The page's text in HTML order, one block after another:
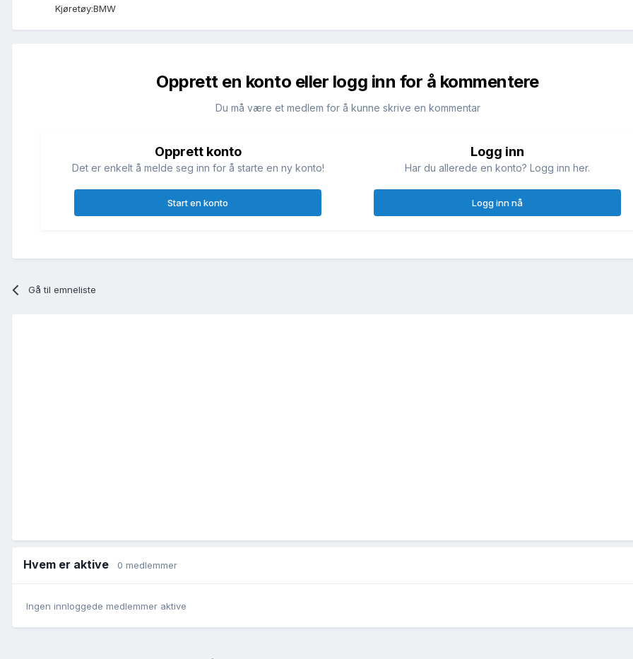
Kjøretøy:BMW
Opprett en konto eller logg inn for å kommentere
Du må være et medlem for å kunne skrive en kommentar
Opprett konto
Det er enkelt å melde seg inn for å starte en ny konto!
Start en konto
Logg inn
Har du allerede en konto? Logg inn her.
Logg inn nå
Gå til emneliste
Hvem er aktive 0 medlemmer
Ingen innloggede medlemmer aktive